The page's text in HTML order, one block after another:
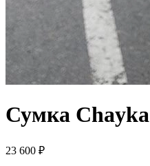
Сумка Chayka
23 600 ₽